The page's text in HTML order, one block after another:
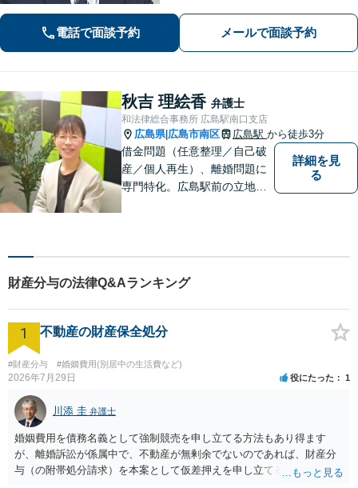
律用語を多用しない分かり易い説明を
心がけています。女学院前電停から徒
歩１分。
電話で面談予約 メールで面談予約
秋吉 理絵香 弁護士
和法律総合事務所 広島駅南口支店
広島県| 広島市南区 広島駅 から徒歩3分
借金問題（任意整理／自己破
産／個人再生）、離婚問題に
専門特化。広島駅前の立地
もお気軽にお越しください。
【法テラスの無料相談対応】
【ＷＥＢ予約可】【完全個
室】
詳細を見
る
財産分与の法律Q&Aランキング
1 不動産の財産保全処分
#財産分与 #婚姻費用(別居中の生活費など)
2026年7月29日 役にたった 1
川添 圭 弁護士
婚姻費用を債務名義として強制競売を申し立てる方法もあり得ます
が、離婚訴訟が係属中で、不動産が無剰余でないのであれば、財産分
与（の附帯処分請求）を本案として仮差押えを申し立てる（法的には